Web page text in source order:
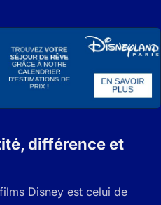
différence et
Disney est celui de